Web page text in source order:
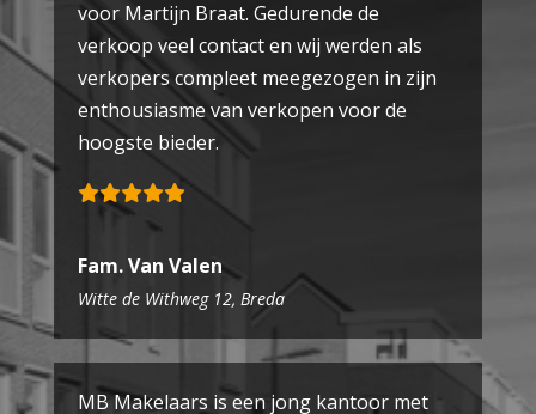
voor Martijn Braat. Gedurende de
verkoop veel contact en wij werden als
verkopers compleet meegezogen in zijn
enthousiasme van verkopen voor de
hoogste bieder.
Fam. Van Valen
Witte de Withweg 12, Breda
MB Makelaars is een jong kantoor met